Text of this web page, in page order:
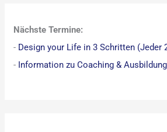
e
n
n
Nächste Termine:
- Design your Life in 3 Schritten (Jeder
- Information zu Coaching &